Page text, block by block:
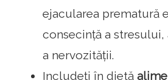
ejacularea prematură
consecință a stresului,
a nervozității.
Includeți în dietă